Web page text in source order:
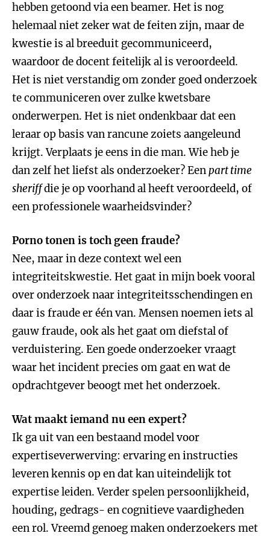
hebben getoond via een beamer. Het is nog
helemaal niet zeker wat de feiten zijn, maar de
kwestie is al breeduit gecommuniceerd,
waardoor de docent feitelijk al is veroordeeld.
Het is niet verstandig om zonder goed onderzoek
te communiceren over zulke kwetsbare
onderwerpen. Het is niet ondenkbaar dat een
leraar op basis van rancune zoiets aangeleund
krijgt. Verplaats je eens in die man. Wie heb je
dan zelf het liefst als onderzoeker? Eenpart time
sheriffdie je op voorhand al heeft veroordeeld, of
een professionele waarheidsvinder?
Porno tonen is toch geen fraude?
Nee, maar in deze context wel een
integriteitskwestie. Het gaat in mijn boek vooral
over onderzoek naar integriteitsschendingen en
daar is fraude er één van. Mensen noemen iets al
gauw fraude, ook als het gaat om diefstal of
verduistering. Een goede onderzoeker vraagt
waar het incident precies om gaat en wat de
opdrachtgever beoogt met het onderzoek.
Wat maakt iemand nu een expert?
Ik ga uit van een bestaand model voor
expertiseverwerving: ervaring en instructies
leveren kennis op en dat kan uiteindelijk tot
expertise leiden. Verder spelen persoonlijkheid,
houding, gedrags- en cognitieve vaardigheden
een rol. Vreemd genoeg maken onderzoekers met